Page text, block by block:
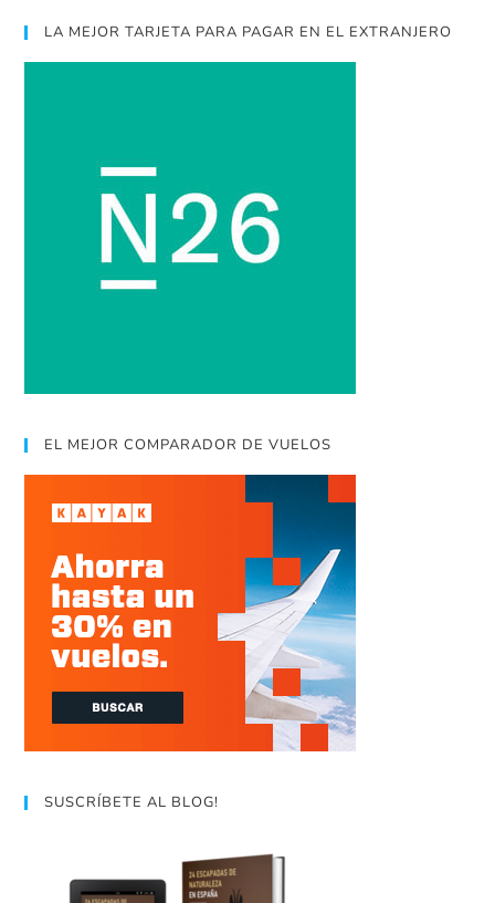
LA MEJOR TARJETA PARA PAGAR EN EL EXTRANJERO
EL MEJOR COMPARADOR DE VUELOS
SUSCRÍBETE AL BLOG!